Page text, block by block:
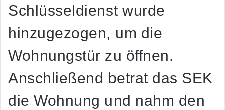
Schlüsseldienst wurde
hinzugezogen, um die
Wohnungstür zu öffnen.
Anschließend betrat das SEK
die Wohnung und nahm den